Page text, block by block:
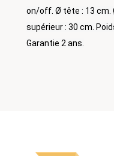
on/off. Ø tête : 13 cm.
supérieur : 30 cm.
Garantie 2 ans.